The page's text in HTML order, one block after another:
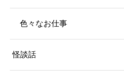
色々なお仕事
怪談話